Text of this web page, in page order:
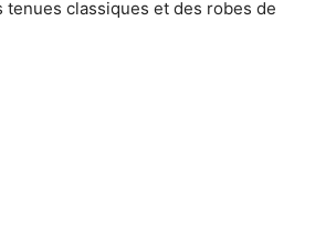
tenues classiques et des robes de